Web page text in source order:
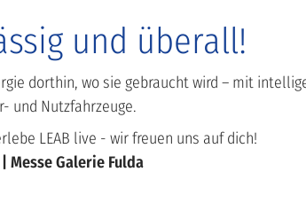
und überall!
dorthin, wo sie gebraucht wird – mit
und Nutzfahrzeuge.
LEAB live - wir freuen uns auf dich!
Messe Galerie Fulda